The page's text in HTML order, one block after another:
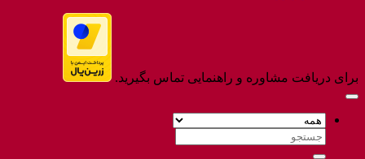
برای دریافت مشاوره و راهنمایی تماس بگیرید.
جستجو